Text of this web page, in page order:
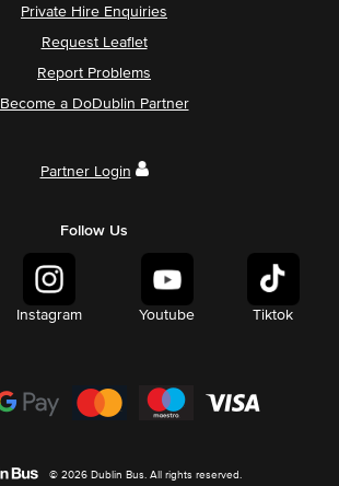
Private Hire Enquiries
Request Leaflet
Report Problems
Become a DoDublin Partner
Partner Login
Follow Us
Instagram Youtube Tiktok
© 2026 Dublin Bus. All rights reserved.